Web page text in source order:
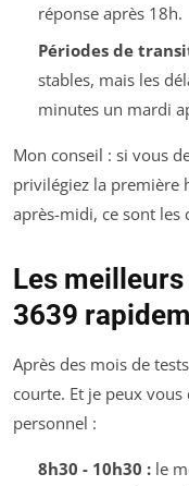
réponse après 18h.
Périodes de
stables, mais les
minutes un mardi
Mon conseil : si vous
privilégiez la première
après-midi, ce sont les
Les
3639
Après des mois de
courte. Et je peux
personnel :
8h30 - 10h30 :le